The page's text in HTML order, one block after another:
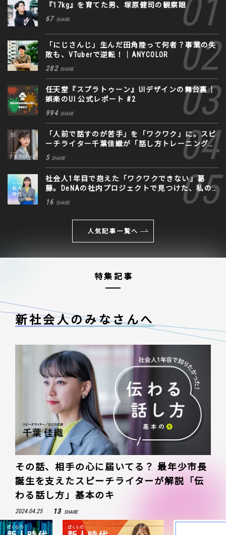
『17kg』を育てた男、塚原健司の観察眼
67 SHARE
「にじさんじ」生んだ田角陸って何者？事業の失
敗も、VTuberで逆転！｜ANYCOLOR
282 SHARE
任天堂『スプラトゥーン』UIデザインの舞台裏｜
娯楽のUI 公式レポート #2
994 SHARE
「人前で話すのが苦手」を「ワクワク」に。スピ
ーチライター千葉佳織が「話し方トレーニング」
に込めた思い
5 SHARE
社会人1年目で抱えた「ワクワクできない」葛
藤。DeNAの社内プロジェクトで見つけた、私の
生きる道
16 SHARE
人気記事一覧へ
特集記事
新社会人のみなさんへ
その話、相手の心に届いてる？ 最年少市長
誕生を支えたスピーチライターが解説「伝
わる話し方」基本のキ
2024.04.25 13 SHARE